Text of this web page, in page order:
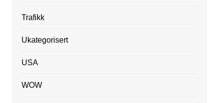
Trafikk
Ukategorisert
USA
WOW